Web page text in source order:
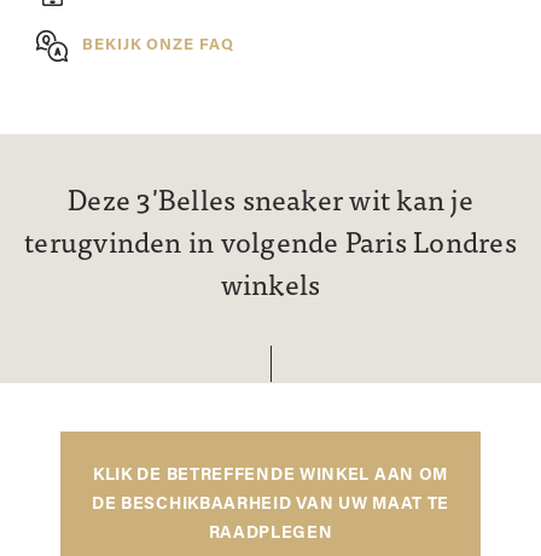
BEKIJK ONZE FAQ
Deze 3'Belles sneaker wit kan je
terugvinden in volgende Paris Londres
winkels
KLIK DE BETREFFENDE WINKEL AAN OM
DE BESCHIKBAARHEID VAN UW MAAT TE
RAADPLEGEN